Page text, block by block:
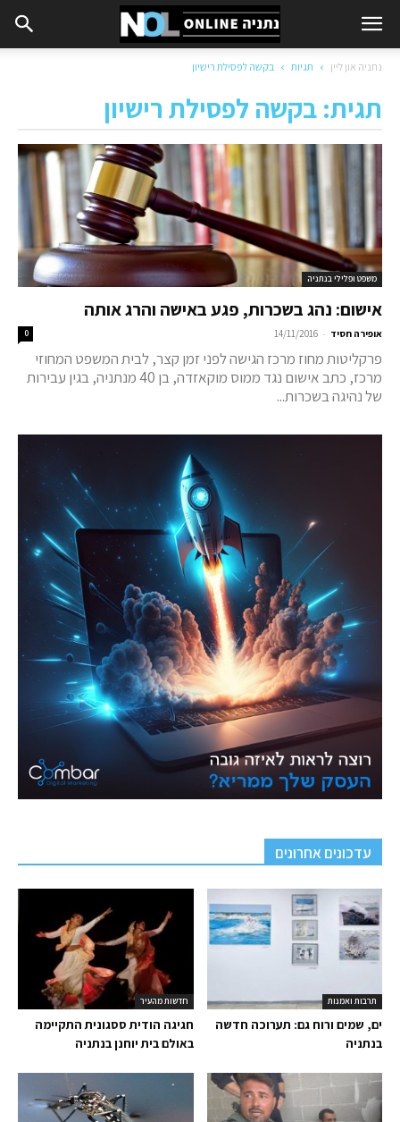
נתניה און ליין תגיות בקשה לפסילת רישיון
תגית: בקשה לפסילת רישיון
משפט ופלילי בנתניה
אישום: נהג בשכרות, פגע באישה והרג אותה
אופירה חסיד -
14/11/2016
0
פרקליטות מחוז מרכז הגישה לפני זמן קצר, לבית המשפט המחוזי
מרכז, כתב אישום נגד ממוס מוקאזדה, בן 40 מנתניה, בגין עבירות
של נהיגה בשכרות...
עדכונים אחרונים
חדשות מהעיר
חגיגה הודית ססגונית התקיימה
באולם בית יוחנן בנתניה
תרבות ואמנות
ים, שמים ורוח גם: תערוכה חדשה
בנתניה